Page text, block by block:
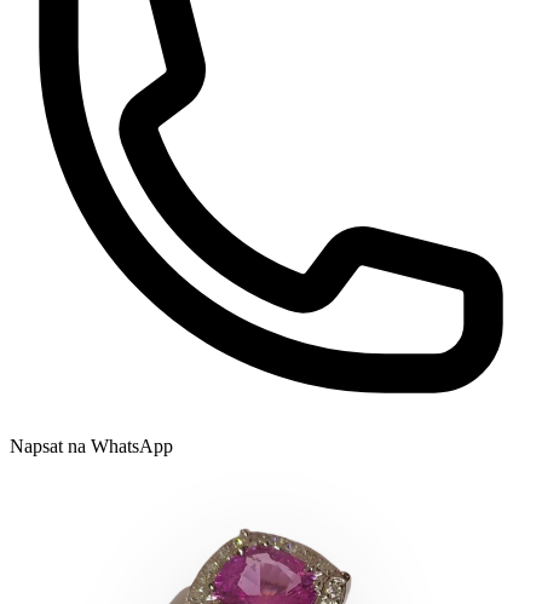
Napsat na WhatsApp